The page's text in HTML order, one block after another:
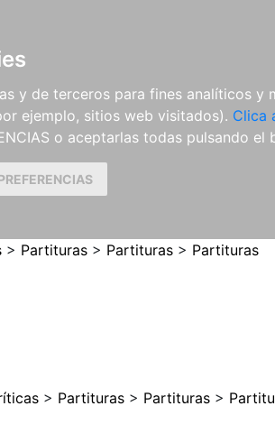
y de terceros para fines analíticos
ejemplo, sitios web visitados). Clica
o aceptarlas todas pulsando el
PARTITURAS Y EDICIONES
CRÍTICAS
> Partituras > Partituras > Partituras
> Partituras > Partituras >